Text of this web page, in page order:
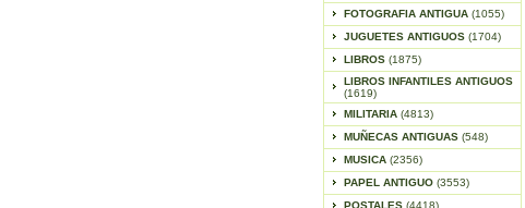
FOTOGRAFIA ANTIGUA (1055)
JUGUETES ANTIGUOS (1704)
LIBROS (1875)
LIBROS INFANTILES ANTIGUOS
(1619)
MILITARIA (4813)
MUÑECAS ANTIGUAS (548)
MUSICA (2356)
PAPEL ANTIGUO (3553)
POSTALES (4418)